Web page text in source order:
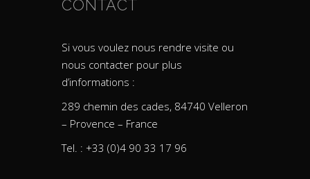
CONTACT
Si vous voulez nous rendre visite ou
nous contacter pour plus
d’informations :
289 chemin des cades, 84740 Velleron
– Provence – France
Tel. : +33 (0)4 90 33 17 96